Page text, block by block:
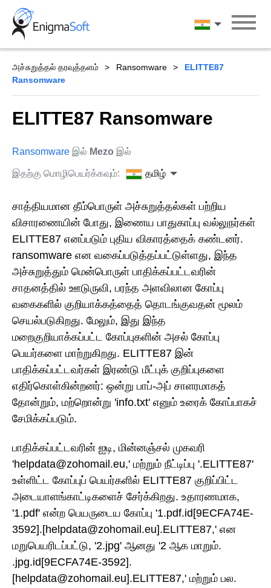
Skip
content
தமிழ்
அச்சுறுத்தல் தரவுத்தளம் Ransomware
ELITTE87
Ransomware
ELITTE87 Ransomware
Ransomware இல் Mezo இல்
இதற்கு மொழிபெயர்க்கவும்: தமிழ்
சாத்தியமான தீம்பொருள் அச்சுறுத்தல்கள் பற்றிய
விசாரணையின் போது, இணைய பாதுகாப்பு வல்லுநர்கள்
ELITTE87 எனப்படும் புதிய விகாரத்தைக் கண்டனர்.
ransomware என வகைப்படுத்தப்பட்டுள்ளது, இந்த
அச்சுறுத்தும் மென்பொருள் பாதிக்கப்பட்டவரின்
சாதனத்தில் ஊடுருவி, பரந்த அளவிலான கோப்பு
வகைகளில் குறியாக்கத்தைத் தொடங்குவதன் மூலம்
செயல்படுகிறது. மேலும், இது இந்த
மறைகுறியாக்கப்பட்ட கோப்புகளின் அசல் கோப்பு
பெயர்களை மாற்றுகிறது. ELITTE87 இன்
பாதிக்கப்பட்டவர்கள் இரண்டு மீட்புக் குறிப்புகளை
எதிர்கொள்கின்றனர்: ஒன்று பாப்-அப் சாளரமாகத்
தோன்றும், மற்றொன்று 'info.txt' எனும் உரைக் கோப்பாகச்
சேமிக்கப்படும்.
பாதிக்கப்பட்டவரின் ஐடி, மின்னஞ்சல் முகவரி
'helpdata@zohomail.eu,' மற்றும் நீட்டிப்பு '.ELITTE87'
உள்ளிட்ட கோப்புப் பெயர்களில் ELITTE87 குறிப்பிட்ட
அடையாளங்காட்டிகளைச் சேர்க்கிறது. உதாரணமாக,
'1.pdf' என்ற பெயருடைய கோப்பு '1.pdf.id[9ECFA74E-
3592].[helpdata@zohomail.eu].ELITTE87,' என
மறுபெயரிடப்பட்டு, '2.jpg' ஆனது '2 ஆக மாறும்.
.jpg.id[9ECFA74E-3592].
[helpdata@zohomail.eu].ELITTE87,' மற்றும் பல.